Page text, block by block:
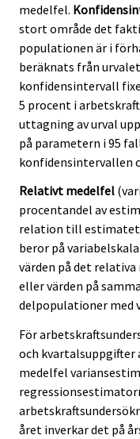
medelfel.
stort område det
populationen är i
beräknats från
konfidensintervall
5 procent i
uttagning av urval
på parametern i 95
konfidensintervallen
Relativt medelfel
procentandel av
relation till
beror på
värden på det
eller värden på
delpopulationer med
För
och kvartalsuppgifter
medelfel
året inverkar det på